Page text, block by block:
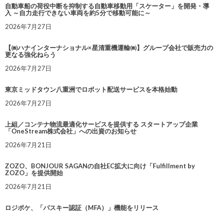
自動車船の荷役中断を抑制する自動車移動用「スケーター」を開発・導
入 ～自力走行できない車両を約5分で移動可能に～
2026年7月27日
【㈱ハナインターナショナル×星清重機運輸㈱】グループ会社で販売力の
更なる強化ねらう
2026年7月27日
東京ミッドタウン八重洲でロボット配送サービスを本格始動
2026年7月27日
上組／コンテナ物流最適化サービスを提供する スタートアップ企業
「OneStream株式会社」への出資のお知らせ
2026年7月21日
ZOZO、BONJOUR SAGANの自社EC拡大に向け「Fulfillment by
ZOZO」を提供開始
2026年7月21日
ロジポケ、「パスキー認証（MFA）」機能をリリース